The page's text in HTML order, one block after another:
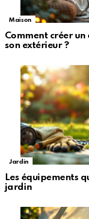
Maison
Comment créer
son extérieur ?
Jardin
Les équipements
jardin